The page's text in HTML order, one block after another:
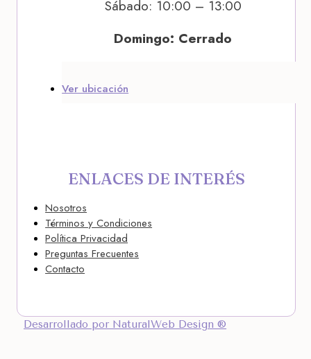
Sábado: 10:00 – 13:00
Domingo: Cerrado
Ver ubicación
ENLACES DE INTERÉS
Nosotros
Términos y Condiciones
Política Privacidad
Preguntas Frecuentes
Contacto
Desarrollado por NaturalWeb Design ®